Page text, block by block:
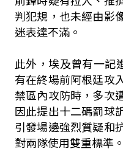
判犯規，也未經由影
迷表達不滿。
此外，埃及曾有一記
有在終場前阿根廷攻
禁區內攻防時，多次
因此提出十二碼罰球
引發場邊強烈質疑和
對兩隊使用雙重標準。